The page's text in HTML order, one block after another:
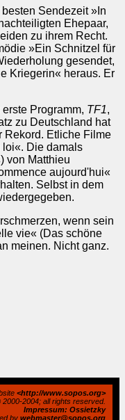
Sendezeit »In
Ehepaar,
zu ihrem Recht.
»Ein Schnitzel für
gesendet,
Kriegerin« heraus. Er
Programm, TF1,
zu Deutschland hat
Rekord. Etliche Filme
loi«. Die damals
von Matthieu
aujourd'hui«
Selbst in dem
wenn sein
vie« (Das schöne
meinen. Nicht ganz.
<http://www.sopos.org>
2004; all rights reserved.
Impressum: Ossietzky
by webmaster@sopos.org